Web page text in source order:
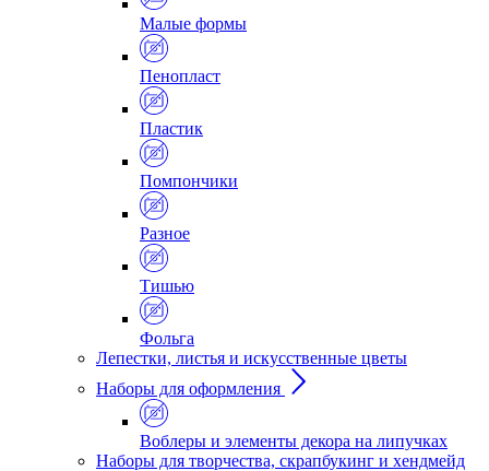
Малые формы
Пенопласт
Пластик
Помпончики
Разное
Тишью
Фольга
Лепестки, листья и искусственные цветы
Наборы для оформления
Воблеры и элементы декора на липучках
Наборы для творчества, скрапбукинг и хендмейд